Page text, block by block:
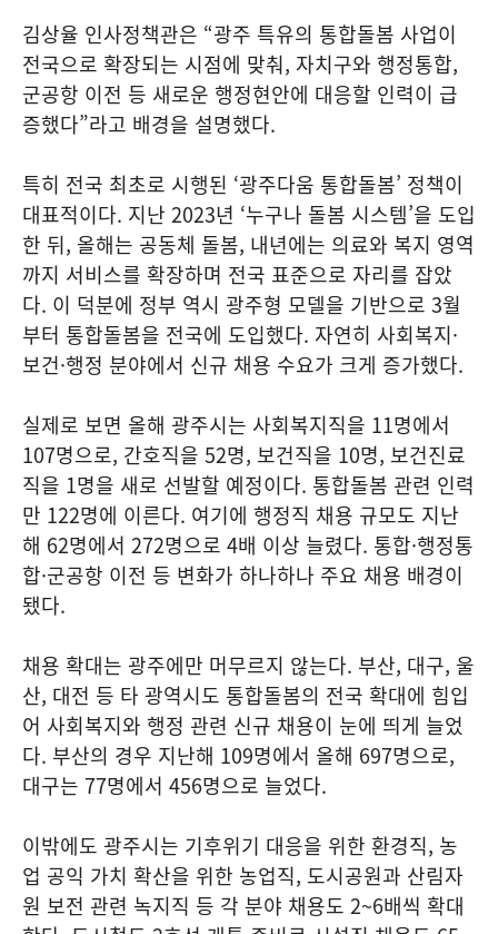
김상율 인사정책관은 “광주 특유의 통합돌봄 사업이
전국으로 확장되는 시점에 맞춰, 자치구와 행정통합,
군공항 이전 등 새로운 행정현안에 대응할 인력이 급
증했다”라고 배경을 설명했다.
특히 전국 최초로 시행된 ‘광주다움 통합돌봄’ 정책이
대표적이다. 지난 2023년 ‘누구나 돌봄 시스템’을 도입
한 뒤, 올해는 공동체 돌봄, 내년에는 의료와 복지 영역
까지 서비스를 확장하며 전국 표준으로 자리를 잡았
다. 이 덕분에 정부 역시 광주형 모델을 기반으로 3월
부터 통합돌봄을 전국에 도입했다. 자연히 사회복지·
보건·행정 분야에서 신규 채용 수요가 크게 증가했다.
실제로 보면 올해 광주시는 사회복지직을 11명에서
107명으로, 간호직을 52명, 보건직을 10명, 보건진료
직을 1명을 새로 선발할 예정이다. 통합돌봄 관련 인력
만 122명에 이른다. 여기에 행정직 채용 규모도 지난
해 62명에서 272명으로 4배 이상 늘렸다. 통합·행정통
합·군공항 이전 등 변화가 하나하나 주요 채용 배경이
됐다.
채용 확대는 광주에만 머무르지 않는다. 부산, 대구, 울
산, 대전 등 타 광역시도 통합돌봄의 전국 확대에 힘입
어 사회복지와 행정 관련 신규 채용이 눈에 띄게 늘었
다. 부산의 경우 지난해 109명에서 올해 697명으로,
대구는 77명에서 456명으로 늘었다.
이밖에도 광주시는 기후위기 대응을 위한 환경직, 농
업 공익 가치 확산을 위한 농업직, 도시공원과 산림자
원 보전 관련 녹지직 등 각 분야 채용도 2~6배씩 확대